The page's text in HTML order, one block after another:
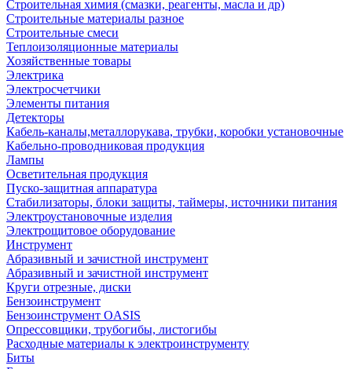
Строительная химия (смазки, реагенты, масла и др)
Строительные материалы разное
Строительные смеси
Теплоизоляционные материалы
Хозяйственные товары
Электрика
Электросчетчики
Элементы питания
Детекторы
Кабель-каналы,металлорукава, трубки, коробки установочные
Кабельно-проводниковая продукция
Лампы
Осветительная продукция
Пуско-защитная аппаратура
Стабилизаторы, блоки защиты, таймеры, источники питания
Электроустановочные изделия
Электрощитовое оборудование
Инструмент
Абразивный и зачистной инструмент
Абразивный и зачистной инструмент
Круги отрезные, диски
Бензоинструмент
Бензоинструмент OASIS
Опрессовщики, трубогибы, листогибы
Расходные материалы к электроинструменту
Биты